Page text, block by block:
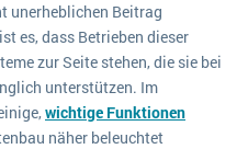
unerheblichen Beitrag
es, dass Betrieben dieser
zur Seite stehen, die sie bei
unterstützen. Im
wichtige Funktionen
näher beleuchtet